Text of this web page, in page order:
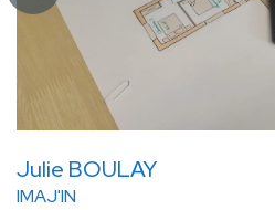
Julie BOULAY
IMAJ'IN